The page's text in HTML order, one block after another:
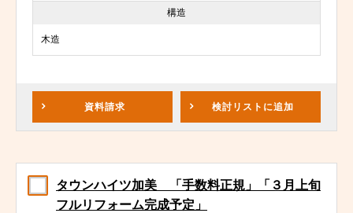
構造
木造
資料請求 検討リスト に追加
タウンハイツ加美 「手数料正規」「３月上旬
フルリフォーム完成予定」